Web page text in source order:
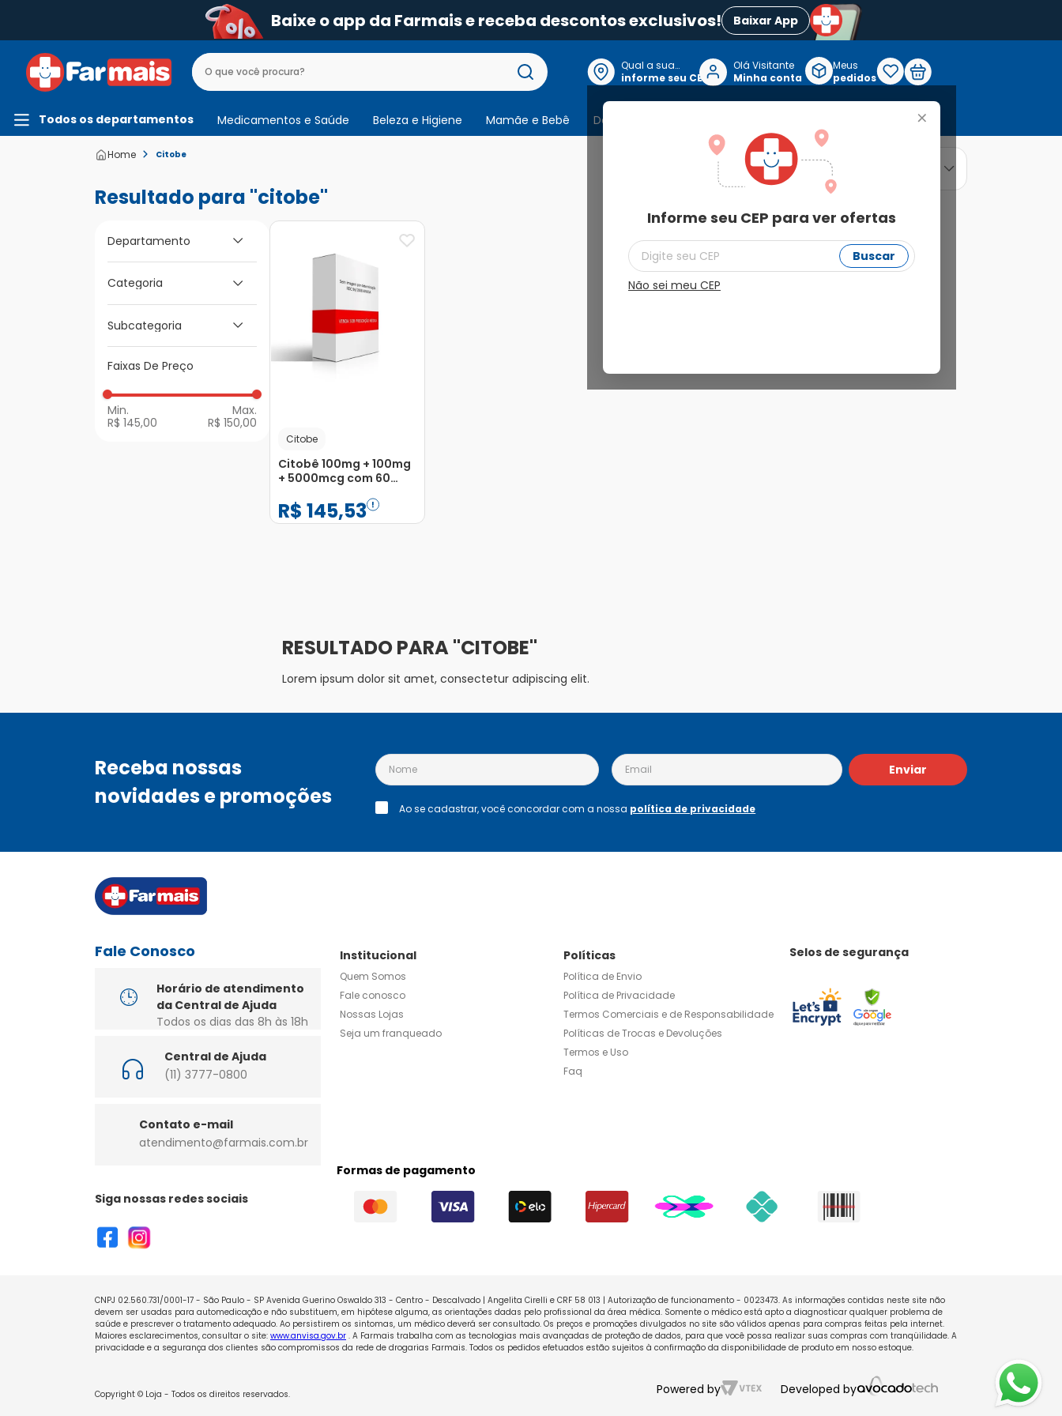
Baixe o app da Farmais e receba descontos exclusivos! Baixar App
Qual a sua
localização?
informe seu CEP
+
Informe seu CEP para ver ofertas
Buscar
Não sei meu CEP
Olá Visitante
Minha conta
Meus
pedidos
Todos os departamentos Medicamentos e Saúde Beleza e Higiene Mamãe e Bebê Dermocosmeticos
Citobe
citobe
Departamento
Medicamentos e
Saúde
Categoria
Vitaminas e Energia
Subcategoria
Multivitamínico
Faixas De Preço
R$ 145,00 R$ 150,00
ordenar por
Citobe
Citobê 100mg + 100mg
+ 5000mcg com 60
R$ 145,53
CITOBE
Lorem ipsum dolor sit amet, consectetur adipiscing elit.
Receba nossas
novidades e promoções
Enviar
Ao se cadastrar, você concordar com a nossa política de privacidade
Fale Conosco
Horário de atendimento
da Central de Ajuda
Todos os dias das 8h às 18h
Central de Ajuda
(11) 3777-0800
Contato e-mail
atendimento@farmais.com.br
Siga nossas redes sociais
Institucional
Quem Somos
Fale conosco
Nossas Lojas
Seja um franqueado
Políticas
Política de Envio
Política de Privacidade
Termos Comerciais e de Responsabilidade
Políticas de Trocas e Devoluções
Termos e Uso
Faq
Selos de segurança
Formas de pagamento
CNPJ 02.560.731/0001-17 - São Paulo - SP Avenida Guerino Oswaldo 313 - Centro - Descalvado | Angelita Cirelli e CRF 58 013 | Autorização de funcionamento - 0023473. As informações contidas neste site não
devem ser usadas para automedicação e não substituem, em hipótese alguma, as orientações dadas pelo profissional da área médica. Somente o médico está apto a diagnosticar qualquer problema de
saúde e prescrever o tratamento adequado. Ao persistirem os sintomas, um médico deverá ser consultado. Os preços e promoções divulgados no site são válidos apenas para compras feitas pela internet.
Maiores esclarecimentos, consultar o site: www.anvisa.gov.br . A Farmais trabalha com as tecnologias mais avançadas de proteção de dados, para que você possa realizar suas compras com tranqüilidade. A
privacidade e a segurança dos clientes são compromissos da rede de drogarias Farmais. Todos os pedidos efetuados estão sujeitos à confirmação da disponibilidade de produto em nosso estoque.
Copyright © Loja - Todos os direitos reservados. Powered by Developed by